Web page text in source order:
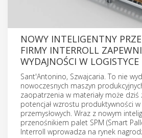
NOWY INTELIGENTNY
FIRMY INTERROLL
WYDAJNOŚCI W LOGISTYCE
Sant'Antonino, Szwajcaria. To nie
nowoczesnych maszyn
zaopatrzenia w materiały może dziś
potencjał wzrostu produktywności
przemysłowych. Wraz z nowym
przenośnikiem palet SPM (Smart
Interroll wprowadza na rynek